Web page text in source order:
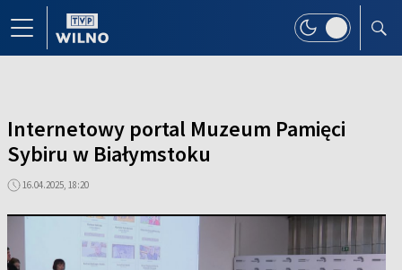
Internetowy portal Muzeum Pamięci
Sybiru w Białymstoku
16.04.2025, 18:20